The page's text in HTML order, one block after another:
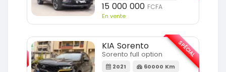
15 000 000 FCFA
En vente
KIA Sorento
Sorento full option
2021 60000 Km
SPÉCIAL